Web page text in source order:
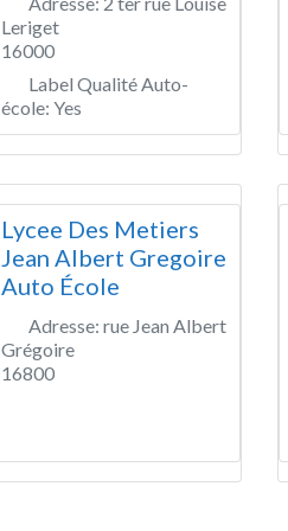
Leriget
16000
Label Qualité Auto-
école: Yes
Lycee Des Metiers
Jean Albert Gregoire
Auto École
Adresse: rue Jean Albert
Grégoire
16800